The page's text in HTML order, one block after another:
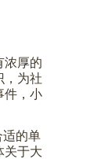
浓厚的
，为社
件，小
适的单
关于大